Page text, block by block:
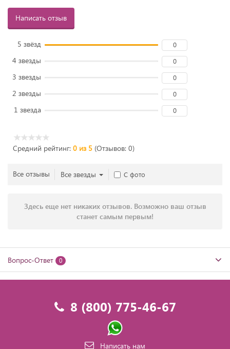
Написать отзыв
5 звёзд 0
4 звезды 0
3 звезды 0
2 звезды 0
1 звезда 0
Средний рейтинг: 0 из 5 (Отзывов: 0)
Все отзывы Все звезды С фото
Здесь еще нет никаких отзывов. Возможно ваш отзыв
станет самым первым!
Вопрос-Ответ 0
8 (800) 775-46-67
Написать нам